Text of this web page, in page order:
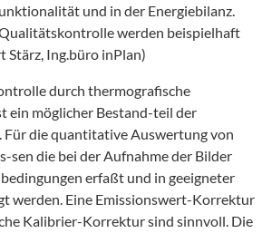
und in der Energiebilanz.
werden beispielhaft
Ing.büro inPlan)
durch thermografische
ein möglicher Bestand-teil der
die quantitative Auswertung von
sen die bei der Aufnahme der Bilder
erfaßt und in geeigneter
werden. Eine Emissionswert-Korrektur
Kalibrier-Korrektur sind sinnvoll. Die